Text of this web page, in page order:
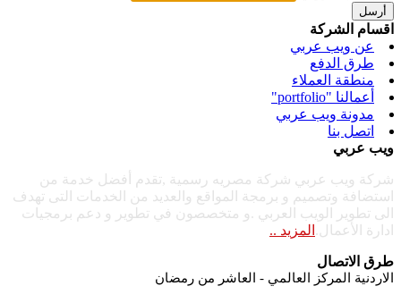
أرسل
اقسام الشركة
عن ويب عربي
طرق الدفع
منطقة العملاء
أعمالنا "portfolio"
مدونة ويب عربي
اتصل بنا
ويب عربي
شركة ويب عربي شركة مصريه رسمية ,تقدم أفضل خدمة من
استضافة وتصميم و برمجة المواقع والعديد من الخدمات التى تهدف
الى تطوير الويب العربي .و متخصصون في تطوير و دعم برمجيات
ادارة الأعمال.
المزيد ..
طرق الاتصال
الاردنية المركز العالمي - العاشر من رمضان